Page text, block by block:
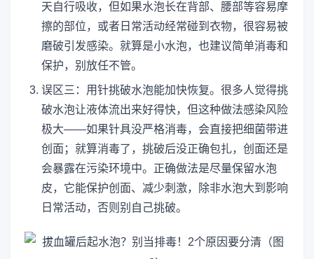
天自行吸收，但如果水泡长在背部、腰部等容易摩
擦的部位，或者日常活动经常碰到衣物，很容易被
磨破引发感染。就算是小水泡，也建议简单消毒和
保护，别放任不管。
误区三：用针挑破水泡能加快恢复。很多人觉得挑
破水泡让液体流出来好得快，但这种做法感染风险
极大——如果针具没严格消毒，会直接把细菌带进
创面；就算消毒了，挑破后没正确包扎，创面还是
会暴露在污染环境中。正确做法是尽量保留水泡
皮，它能保护创面、减少刺激，除非水泡大到影响
日常活动，否则别自己挑破。